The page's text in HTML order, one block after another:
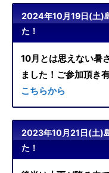
2024年10月19日(土)
た！
10月とは思えない暑
ました！ご参加頂き
こちらから
2023年10月21日(土)
た！